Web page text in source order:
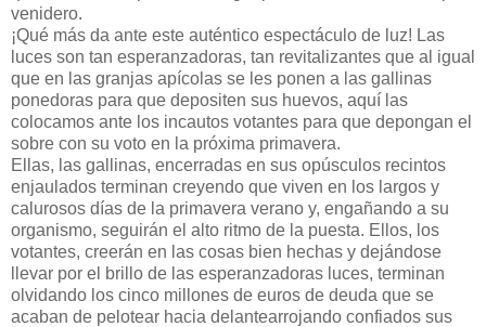
venidero.
¡Qué más da ante este auténtico espectáculo de luz! Las
luces son tan esperanzadoras, tan revitalizantes que al igual
que en las granjas apícolas se les ponen a las gallinas
ponedoras para que depositen sus huevos, aquí las
colocamos ante los incautos votantes para que depongan el
sobre con su voto en la próxima primavera.
Ellas, las gallinas, encerradas en sus opúsculos recintos
enjaulados terminan creyendo que viven en los largos y
calurosos días de la primavera verano y, engañando a su
organismo, seguirán el alto ritmo de la puesta. Ellos, los
votantes, creerán en las cosas bien hechas y dejándose
llevar por el brillo de las esperanzadoras luces, terminan
olvidando los cinco millones de euros de deuda que se
acaban de pelotear hacia delantearrojando confiados sus